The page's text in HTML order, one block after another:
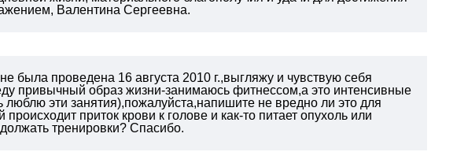
Валентина Сергеевна.
проведена 16 августа 2010 г.,выгляжу и чувствую себя
привычный образ жизни-занимаюсь фитнессом,а это интенсивные
эти занятия),пожалуйста,напишите не вредно ли это для
приток крови к голове и как-то питает опухоль или
тренировки? Спасибо.